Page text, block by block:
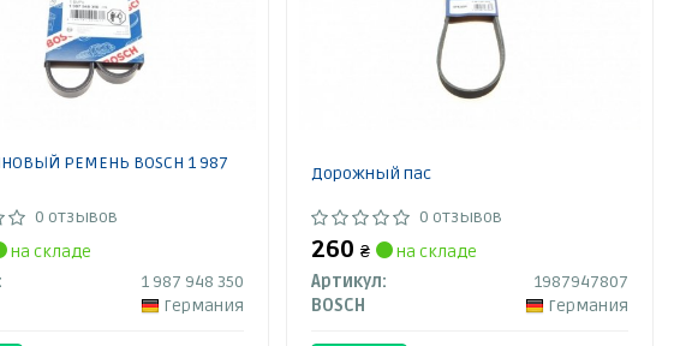
РЕМЕНЬ BOSCH 1 987
0 отзывов
на складе
1 987 948 350
Германия
Дорожный пас
0 отзывов
260₴
на складе
Артикул:
1987947807
BOSCH
Германия